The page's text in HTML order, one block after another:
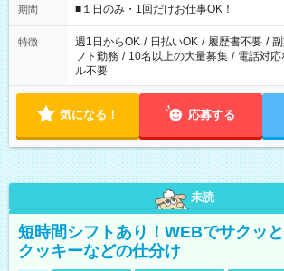
げるお仕事も！ ご希望のお時間に合わせてご紹介！ ※シフトは
ください！
期間 ■１日のみ・1回だけお仕事OK！
特徴 週1日からOK / 日払いOK / 履歴書不要 /
フト勤務 / 10名以上の大量募集 / 電話対応
ル不要
気になる！ 応募する
未読
短時間シフトあり！WEBでサクッ
クッキーなどの仕分け